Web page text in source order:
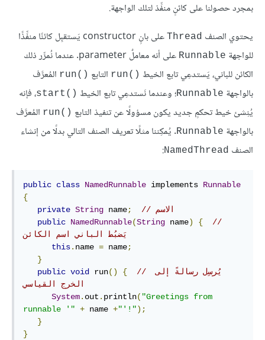
بمجرد حصولنا على كائنٍ منفِّذ لتلك الواجهة.
يحتوي الصنف Thread
على بانٍ constructor يَستقبِل كائنًا منفِّذًا
للواجهة Runnable
على أنه معاملٌ parameter. عندما نُمرِّر ذلك
الكائن للباني، يَستدعِي تابع الخيط run()‎ التابع run()‎ المُعرَّف
بالواجهة Runnable؛ وعندما نَستدعِي تابع الخيط start()‎، فإنه
يُنِشئ خيط تحكمٍ جديد يكون مسؤولًا عن تنفيذ التابع run()‎ المُعرَّف
بالواجهة Runnable. يُمكِننا مثلًا تعريف الصنف التالي بدلًا من إنشاء
الصنف NamedThread
:
public class NamedRunnable implements Runnable
{
private String name;
// الاسم
public NamedRunnable(String name) {
//
يَضبُط الباني اسم الكائن
this. name = name;
}
public void run() {
// يُرسِل رسالةً إلى
الخرج القياسي
System. out . println( "Greetings from
runnable '" + name +"'!");
}
}